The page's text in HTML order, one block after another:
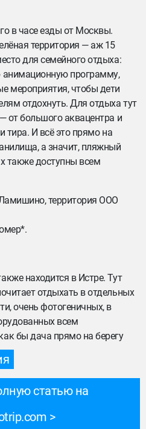
в часе езды от Москвы.
территория — аж 15
для семейного отдыха:
анимационную программу,
мероприятия, чтобы дети
отдохнуть. Для отдыха тут
от большого аквацентра и
тира. И всё это прямо на
а значит, пляжный
также доступны всем
территория ООО
находится в Истре. Тут
отдыхать в отдельных
очень фотогеничных, в
всем
бы дача прямо на берегу
статью на